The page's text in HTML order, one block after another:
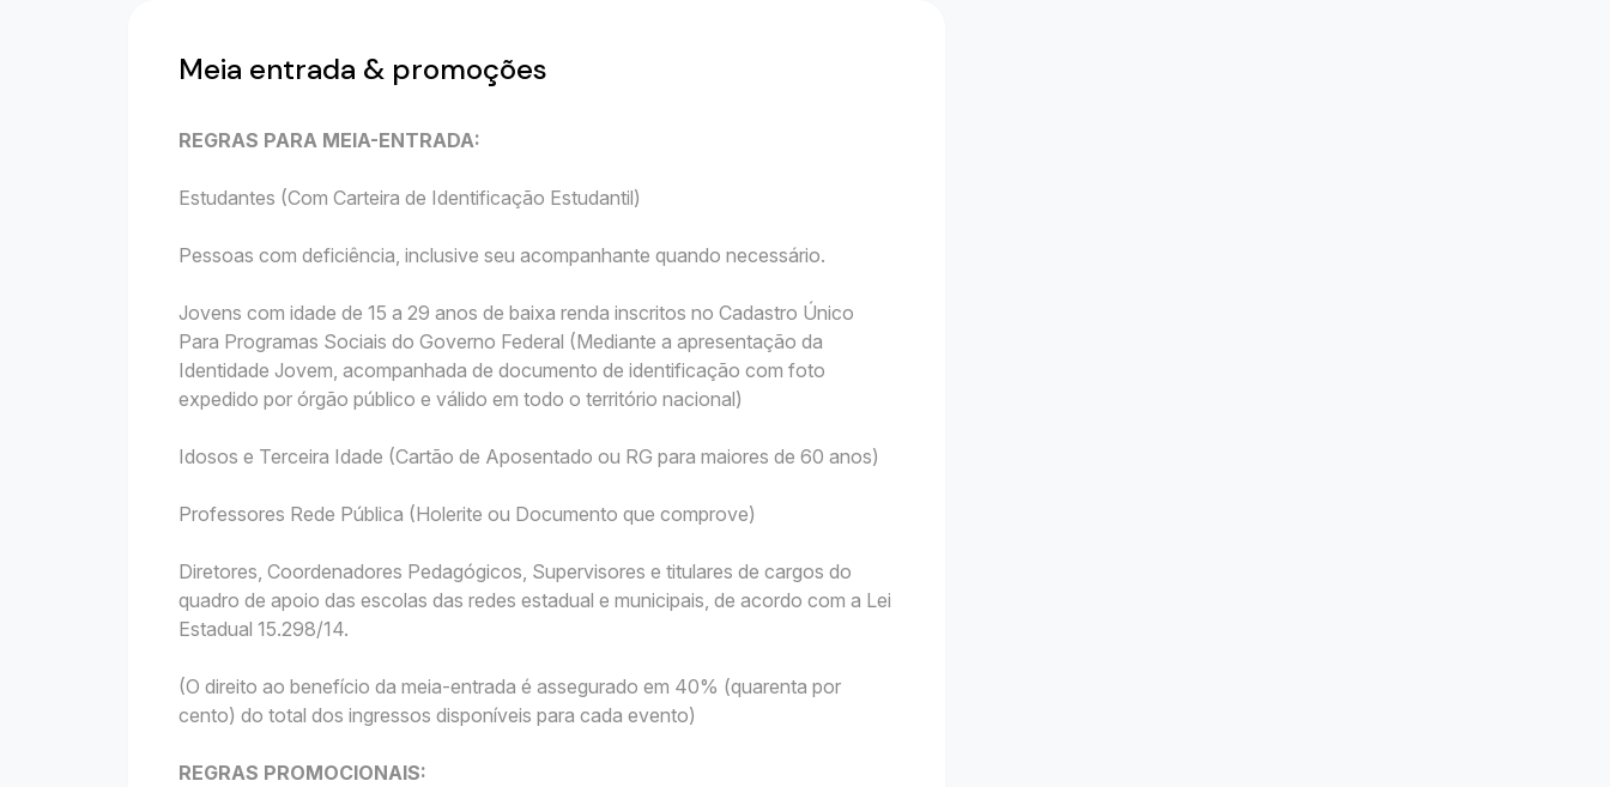
Meia entrada & promoções
REGRAS PARA MEIA-ENTRADA:
Estudantes (Com Carteira de Identificação Estudantil)
Pessoas com deficiência, inclusive seu acompanhante quando necessário.
Jovens com idade de 15 a 29 anos de baixa renda inscritos no Cadastro Único
Para Programas Sociais do Governo Federal (Mediante a apresentação da
Identidade Jovem, acompanhada de documento de identificação com foto
expedido por órgão público e válido em todo o território nacional)
Idosos e Terceira Idade (Cartão de Aposentado ou RG para maiores de 60 anos)
Professores Rede Pública (Holerite ou Documento que comprove)
Diretores, Coordenadores Pedagógicos, Supervisores e titulares de cargos do
quadro de apoio das escolas das redes estadual e municipais, de acordo com a Lei
Estadual 15.298/14.
(O direito ao benefício da meia-entrada é assegurado em 40% (quarenta por
cento) do total dos ingressos disponíveis para cada evento)
REGRAS PROMOCIONAIS: